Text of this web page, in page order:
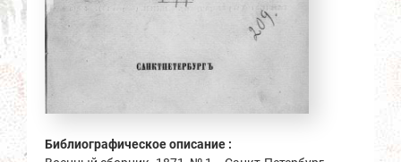
Библиографическое описание :